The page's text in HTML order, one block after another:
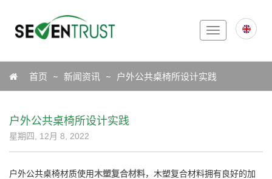
Toggle
navigation
Icon首页 新闻资讯 户外公共桌椅所设计实践
户外公共桌椅所设计实践
星期四, 12月 8, 2022
户外公共桌椅材质使用木塑复合材料，木塑复合材料拥有良好的加